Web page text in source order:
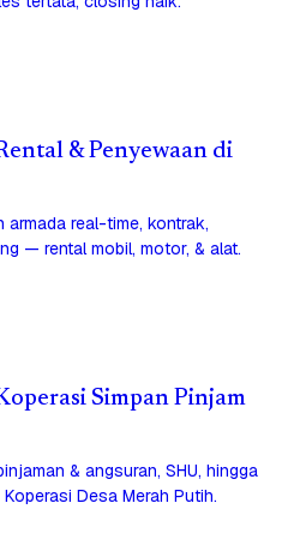
& Penyewaan di
real-time, kontrak,
— rental mobil, motor, & alat.
Simpan Pinjam
& angsuran, SHU, hingga
Desa Merah Putih.